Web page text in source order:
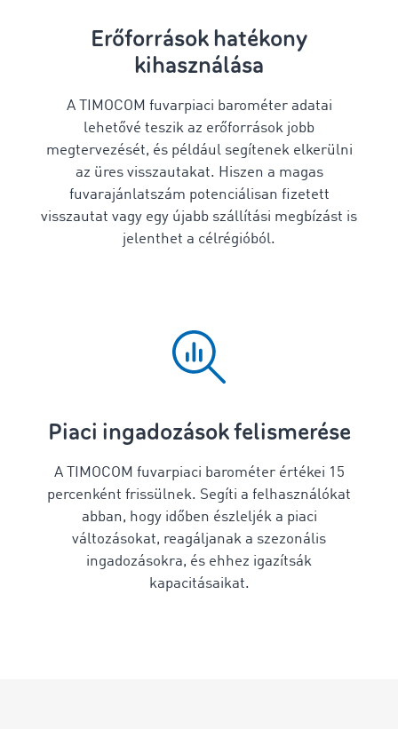
Erőforrások hatékony
kihasználása
A TIMOCOM fuvarpiaci barométer adatai
lehetővé teszik az erőforrások jobb
megtervezését, és például segítenek elkerülni
az üres visszautakat. Hiszen a magas
fuvarajánlatszám potenciálisan fizetett
visszautat vagy egy újabb szállítási megbízást is
jelenthet a célrégióból.
Piaci ingadozások felismerése
A TIMOCOM fuvarpiaci barométer értékei 15
percenként frissülnek. Segíti a felhasználókat
abban, hogy időben észleljék a piaci
változásokat, reagáljanak a szezonális
ingadozásokra, és ehhez igazítsák
kapacitásaikat.